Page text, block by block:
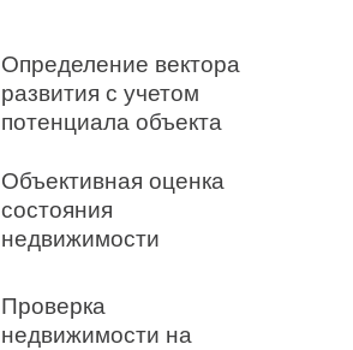
Определение вектора
развития с учетом
потенциала объекта
Объективная оценка
состояния
недвижимости
Проверка
недвижимости на